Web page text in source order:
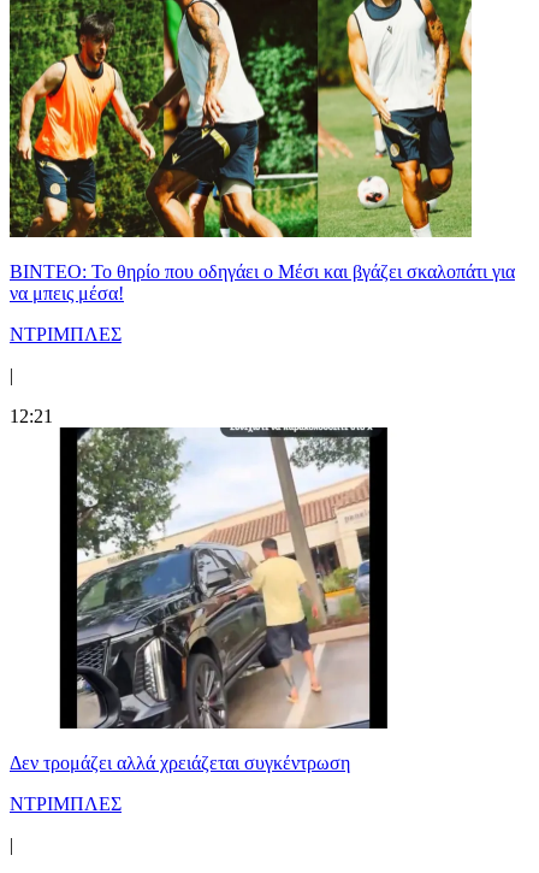
ΒΙΝΤΕΟ: Το θηρίο που οδηγάει ο Μέσι και βγάζει σκαλοπάτι για
να μπεις μέσα!
ΝΤΡΙΜΠΛΕΣ
|
12:21
Δεν τρομάζει αλλά χρειάζεται συγκέντρωση
ΝΤΡΙΜΠΛΕΣ
|